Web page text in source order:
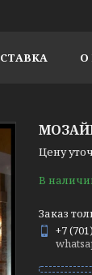
О
Цену
В
Заказ
+7